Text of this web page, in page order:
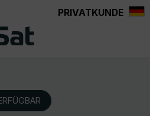
PRIVATKUNDE